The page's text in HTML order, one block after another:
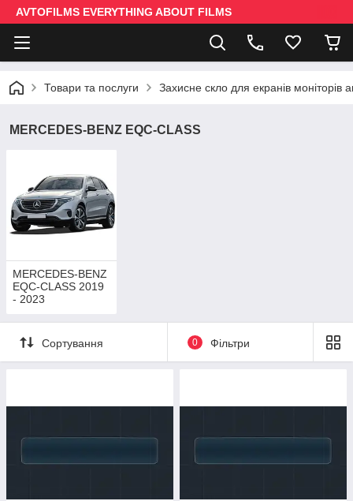
AVTOFILMS EVERYTHING ABOUT FILMS
Товари та послуги Захисне скло для екранів моніторів
MERCEDES-BENZ EQC-CLASS
MERCEDES-BENZ
EQC-CLASS 2019
- 2023
Сортування 0 Фільтри